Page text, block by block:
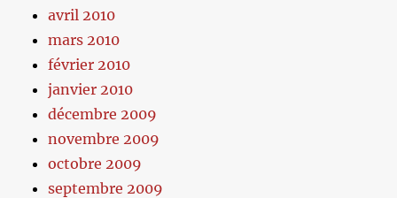
avril 2010
mars 2010
février 2010
janvier 2010
décembre 2009
novembre 2009
octobre 2009
septembre 2009